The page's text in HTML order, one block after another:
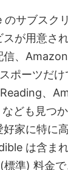
サブスク
が用意さ
、
ポーツだ
、
ども見つ
好家に特に
は含ま
標準) 料金